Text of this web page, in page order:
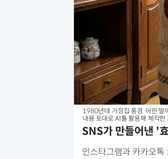
1980년대 가정집 풍경. 어린 딸
내용 토대로 AI툴 활용해 제작한
SNS가 만들어낸 '
인스타그램과 카카오